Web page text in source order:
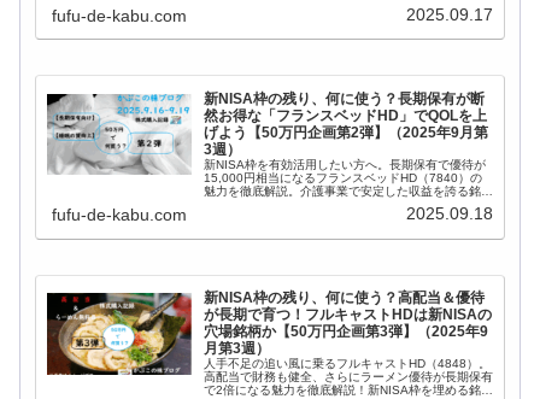
fufu-de-kabu.com 2025.09.17
新NISA枠の残り、何に使う？長期保有が断
然お得な「フランスベッドHD」でQOLを上
げよう【50万円企画第2弾】（2025年9月第
3週）
新NISA枠を有効活用したい方へ。長期保有で優待が
15,000円相当になるフランスベッドHD（7840）の
魅力を徹底解説。介護事業で安定した収益を誇る銘柄
fufu-de-kabu.com 2025.09.18
新NISA枠の残り、何に使う？高配当＆優待
が長期で育つ！フルキャストHDは新NISAの
穴場銘柄か【50万円企画第3弾】（2025年9
月第3週）
人手不足の追い風に乗るフルキャストHD（4848）。
高配当で財務も健全、さらにラーメン優待が長期保有
で2倍になる魅力を徹底解説！新NISA枠を埋める銘柄